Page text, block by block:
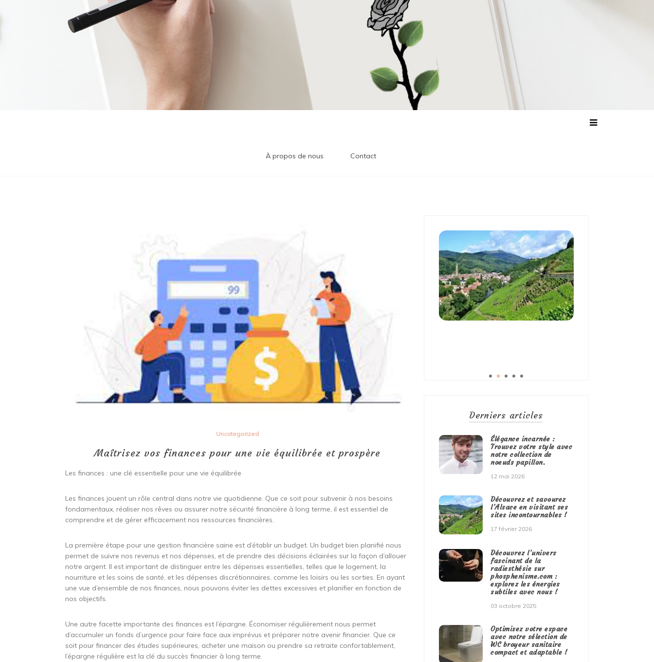
À propos de nous Contact
Uncategorized
Maîtrisez vos finances pour une vie équilibrée et prospère
Les finances : une clé essentielle pour une vie équilibrée
Les finances jouent un rôle central dans notre vie quotidienne. Que ce soit pour subvenir à nos besoins
fondamentaux, réaliser nos rêves ou assurer notre sécurité financière à long terme, il est essentiel de
comprendre et de gérer efficacement nos ressources financières.
La première étape pour une gestion financière saine est d’établir un budget. Un budget bien planifié nous
permet de suivre nos revenus et nos dépenses, et de prendre des décisions éclairées sur la façon d’allouer
notre argent. Il est important de distinguer entre les dépenses essentielles, telles que le logement, la
nourriture et les soins de santé, et les dépenses discrétionnaires, comme les loisirs ou les sorties. En ayant
une vue d’ensemble de nos finances, nous pouvons éviter les dettes excessives et planifier en fonction de
nos objectifs.
Une autre facette importante des finances est l’épargne. Économiser régulièrement nous permet
d’accumuler un fonds d’urgence pour faire face aux imprévus et préparer notre avenir financier. Que ce
soit pour financer des études supérieures, acheter une maison ou prendre sa retraite confortablement,
l’épargne régulière est la clé du succès financier à long terme.
Derniers articles
Élégance incarnée :
Trouvez votre style avec
notre collection de
noeuds papillon.
12 mai 2026
Découvrez et savourez
l’Alsace en visitant ses
sites incontournables !
17 février 2026
Découvrez l’univers
fascinant de la
radiesthésie sur
phosphenisme.com :
explorez les énergies
subtiles avec nous !
03 octobre 2025
Optimisez votre espace
avec notre sélection de
WC broyeur sanitaire
compact et adaptable !